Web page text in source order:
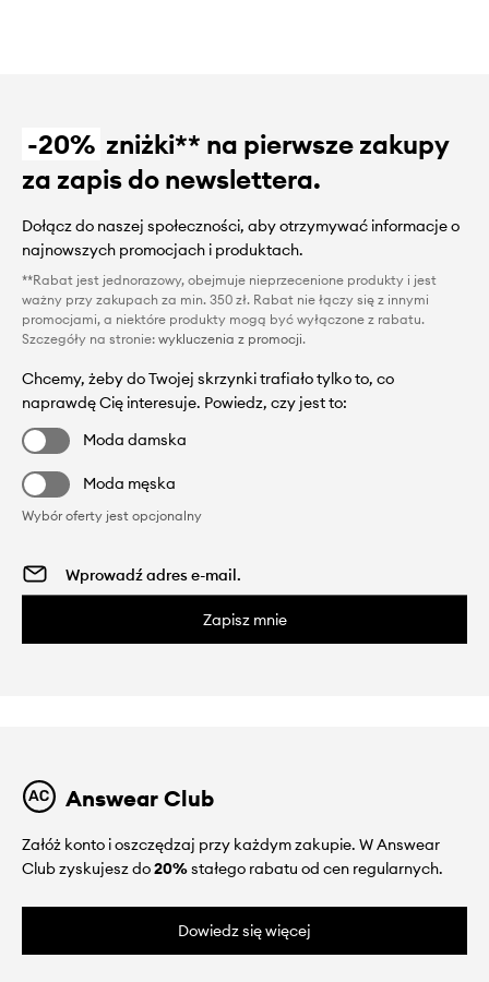
-20% zniżki** na pierwsze zakupy
za zapis do newslettera.
Dołącz do naszej społeczności, aby otrzymywać informacje o
najnowszych promocjach i produktach.
**Rabat jest jednorazowy, obejmuje nieprzecenione produkty i jest
ważny przy zakupach za min. 350 zł. Rabat nie łączy się z innymi
promocjami, a niektóre produkty mogą być wyłączone z rabatu.
Szczegóły na stronie: wykluczenia z promocji.
Chcemy, żeby do Twojej skrzynki trafiało tylko to, co
naprawdę Cię interesuje. Powiedz, czy jest to:
Moda damska
Moda męska
Wybór oferty jest opcjonalny
Zapisz mnie
Answear Club
Załóż konto i oszczędzaj przy każdym zakupie. W Answear
Club zyskujesz do20%stałego rabatu od cen regularnych.
Dowiedz się więcej